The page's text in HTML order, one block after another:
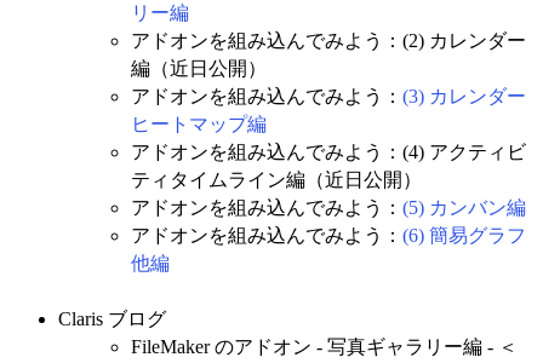
リー編
アドオンを組み込んでみよう：(2) カレンダー
編（近日公開）
アドオンを組み込んでみよう： (3) カレンダー
ヒートマップ編
アドオンを組み込んでみよう：(4) アクティビ
ティタイムライン編（近日公開）
アドオンを組み込んでみよう： (5) カンバン編
アドオンを組み込んでみよう： (6) 簡易グラフ
他編
Claris ブログ
FileMaker のアドオン - 写真ギャラリー編 - ＜